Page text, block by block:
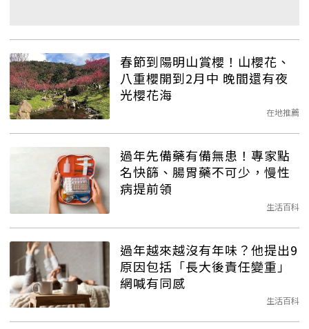
春節到陽明山賞櫻！山櫻花、
八重櫻開到2月中 晚間還有夜
光櫻花海
在地推薦
過年先備藥有備無患！專家點
名快篩、腸胃藥不可少，慢性
病提前領
生活百科
過年越來越沒有年味？他提出9
原因包括「長大後責任變重」
網喊有同感
生活百科